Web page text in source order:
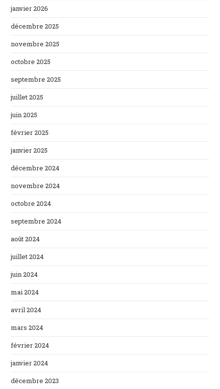
janvier 2026
décembre 2025
novembre 2025
octobre 2025
septembre 2025
juillet 2025
juin 2025
février 2025
janvier 2025
décembre 2024
novembre 2024
octobre 2024
septembre 2024
août 2024
juillet 2024
juin 2024
mai 2024
avril 2024
mars 2024
février 2024
janvier 2024
décembre 2023